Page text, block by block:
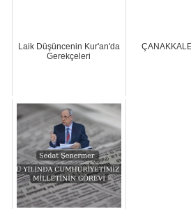
Laik Düşüncenin Kur'an'da
Gerekçeleri